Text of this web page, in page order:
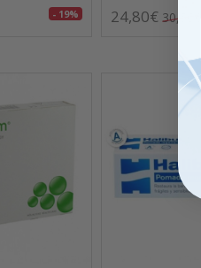
- 19% 24,80€ 30,56€